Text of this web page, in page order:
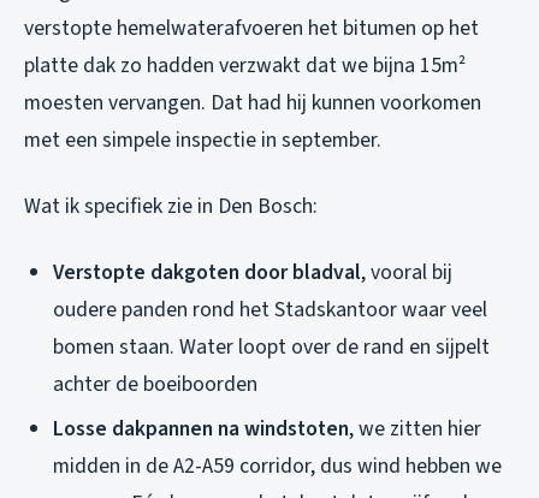
verstopte hemelwaterafvoeren het bitumen op het
platte dak zo hadden verzwakt dat we bijna 15m²
moesten vervangen. Dat had hij kunnen voorkomen
met een simpele inspectie in september.
Wat ik specifiek zie in Den Bosch:
Verstopte dakgoten door bladval, vooral bij
oudere panden rond het Stadskantoor waar veel
bomen staan. Water loopt over de rand en sijpelt
achter de boeiboorden
Losse dakpannen na windstoten, we zitten hier
midden in de A2-A59 corridor, dus wind hebben we